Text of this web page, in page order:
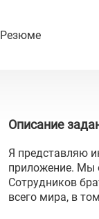
Резюме
Описание
Я представляю
приложение. Мы
Сотрудников
всего мира, в